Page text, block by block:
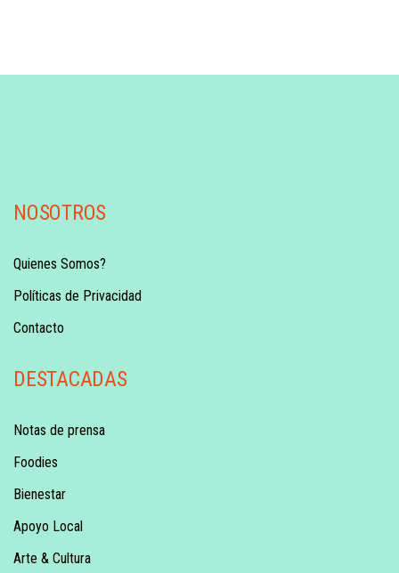
NOSOTROS
Quienes Somos?
Políticas de Privacidad
Contacto
DESTACADAS
Notas de prensa
Foodies
Bienestar
Apoyo Local
Arte & Cultura